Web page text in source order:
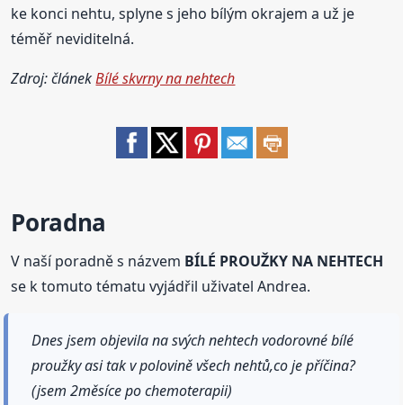
ke konci nehtu, splyne s jeho bílým okrajem a už je
téměř neviditelná.
Zdroj: článekBílé skvrny na nehtech
Poradna
V naší poradně s názvem BÍLÉ PROUŽKY NA NEHTECH
se k tomuto tématu vyjádřil uživatel Andrea.
Dnes jsem objevila na svých nehtech vodorovné bílé
proužky asi tak v polovině všech nehtů,co je příčina?
(jsem 2měsíce po chemoterapii)